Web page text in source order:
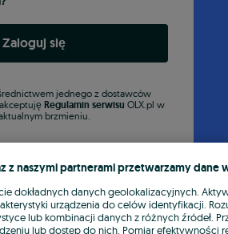
Zaloguj się
jednego z dostawców
Regulamin serwisu OLX.pl w
brzmieniu.
z naszymi partnerami przetwarzamy dane
dokładnych danych geolokalizacyjnych.
urządzenia do celów identyfikacji.
lub kombinacji danych z różnych źródeł.
lub dostęp do nich. Pomiar efektywności